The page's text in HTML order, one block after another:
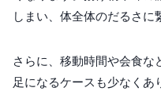
しまい、体全体のだるさに
さらに、移動時間や会食な
足になるケースも少なくあ